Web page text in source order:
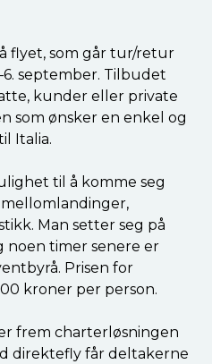
flyet, som går tur/retur
september. Tilbudet
kunder eller private
som ønsker en enkel og
Italia.
til å komme seg
Man setter seg på
noen timer senere er
Prisen for
kroner per person.
frem charterløsningen
direktefly får deltakerne